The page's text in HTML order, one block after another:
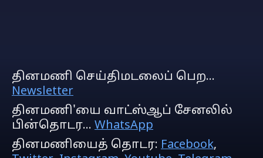
தினமணி செய்திமடலைப் பெற...
Newsletter
தினமணி'யை வாட்ஸ்ஆப் சேனலில்
பின்தொடர... WhatsApp
தினமணியைத் தொடர: Facebook,